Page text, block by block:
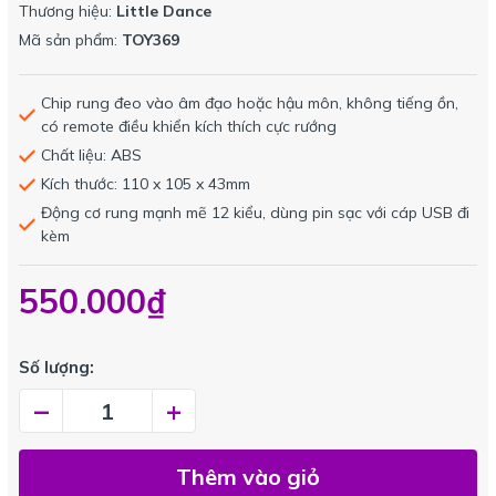
Thương hiệu: Little Dance
Mã sản phẩm: TOY369
Chip rung đeo vào âm đạo hoặc hậu môn, không tiếng ồn,
có remote điều khiển kích thích cực rướng
Chất liệu: ABS
Kích thước: 110 x 105 x 43mm
Động cơ rung mạnh mẽ 12 kiểu, dùng pin sạc với cáp USB đi
kèm
550.000₫
Số lượng:
– +
Thêm vào giỏ